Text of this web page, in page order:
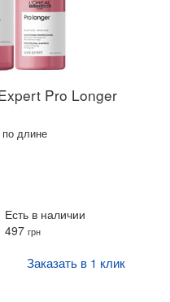
Pro Longer
длине
Есть в наличии
497 грн
Заказать в 1 клик